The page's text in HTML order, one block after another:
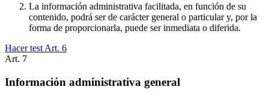
La información administrativa facilitada, en función de su
contenido, podrá ser de carácter general o particular y, por la
forma de proporcionarla, puede ser inmediata o diferida.
Hacer test Art. 6
Art. 7
Información administrativa general